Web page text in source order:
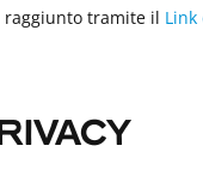
raggiunto tramite il